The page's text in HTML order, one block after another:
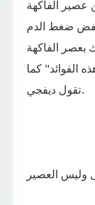
عصير الفاكهة
ضغط الدم
بعصر الفاكهة
الفوائد" كما
تقول ديفجي.
وليس العصير